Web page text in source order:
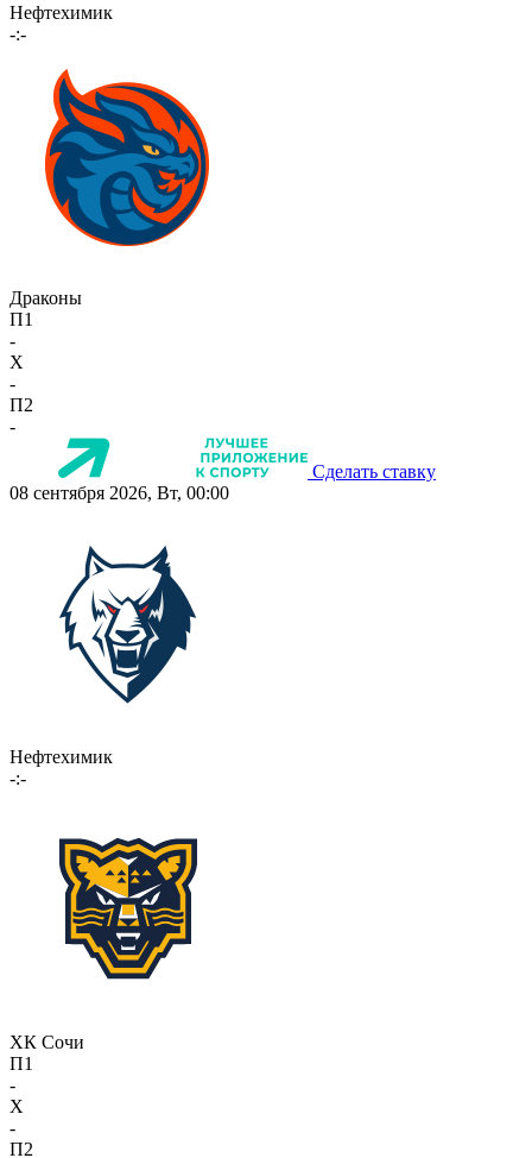
Нефтехимик
-:-
Драконы
П1
-
X
-
П2
-
Сделать ставку
08 сентября 2026, Вт, 00:00
Нефтехимик
-:-
ХК Сочи
П1
-
X
-
П2